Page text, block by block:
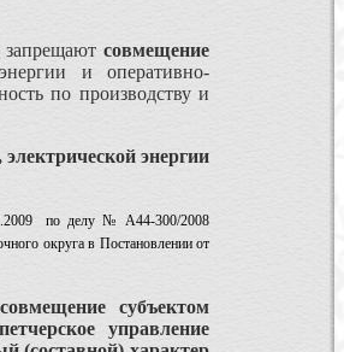
запрещают совмещение
и оперативно-
по производству и
энергии
по делу № А44-300/2008
округа в Постановлении от
субъектом
управление